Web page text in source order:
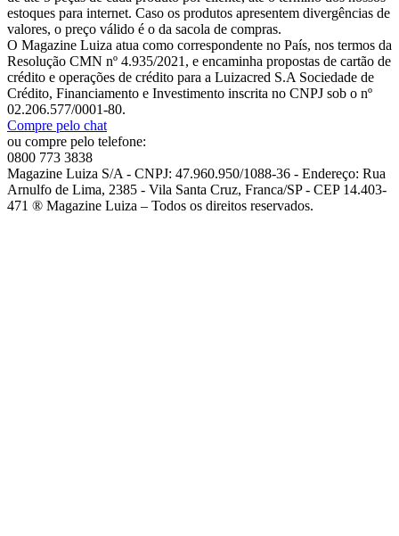
estoques para internet. Caso os produtos apresentem divergências de
valores, o preço válido é o da sacola de compras.
O Magazine Luiza atua como correspondente no País, nos termos da
Resolução CMN nº 4.935/2021, e encaminha propostas de cartão de
crédito e operações de crédito para a Luizacred S.A Sociedade de
Crédito, Financiamento e Investimento inscrita no CNPJ sob o nº
02.206.577/0001-80.
Compre pelo chat
ou compre pelo telefone:
0800 773 3838
Magazine Luiza S/A - CNPJ: 47.960.950/1088-36 - Endereço: Rua
Arnulfo de Lima, 2385 - Vila Santa Cruz, Franca/SP - CEP 14.403-
471 ® Magazine Luiza – Todos os direitos reservados.